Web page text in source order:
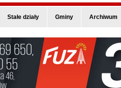
Stałe działy Gminy Archiwum